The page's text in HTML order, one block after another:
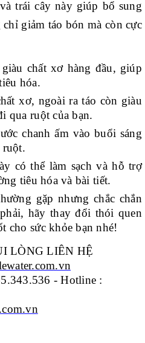
trái cây này giúp bổ sung
giảm táo bón mà còn cực
chất xơ hàng đầu, giúp
hóa.
xơ, ngoài ra táo còn giàu
qua ruột của bạn.
chanh ấm vào buổi sáng
có thể làm sạch và hỗ trợ
tiêu hóa và bài tiết.
gặp nhưng chắc chắn
hãy thay đổi thói quen
cho sức khỏe bạn nhé!
LÒNG LIÊN HỆ
- Hotline :